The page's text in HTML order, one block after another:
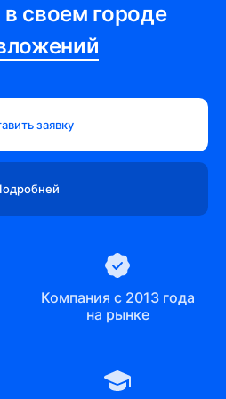
13
своем городе
заявку
Компания с 2013 года
на рынке